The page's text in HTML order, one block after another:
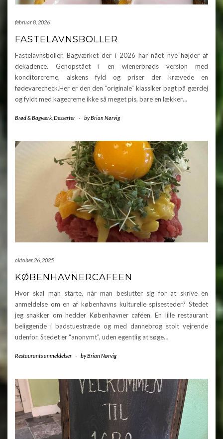
februar 8, 2026
FASTELAVNSBOLLER
Fastelavnsboller. Bagværket der i 2026 har nået nye højder af
dekadence. Genopstået i en wienerbrøds version med
konditorcreme, alskens fyld og priser der krævede en
fødevarecheck.Her er den den "originale" klassiker bagt på gærdej
og fyldt med kagecreme ikke så meget pis, bare en lækker…
Brød & Bagværk Desserter - byBrian Nørvig
oktober 26, 2025
KØBENHAVNERCAFEEN
Hvor skal man starte, når man beslutter sig for at skrive en
anmeldelse om en af københavns kulturelle spisesteder? Stedet
jeg snakker om hedder Københavner caféen. En lille restaurant
beliggende i badstuestræde og med dannebrog stolt vejrende
udenfor. Stedet er “anonymt”, uden egentlig at søge…
Restaurants anmeldelser - byBrian Nørvig